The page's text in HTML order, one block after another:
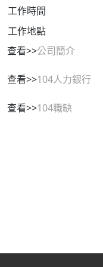
工作時間
工作地點
查看>>公司簡介
查看>>104人力銀行
查看>>104職缺